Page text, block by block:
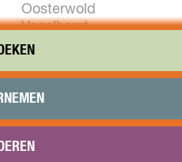
Oosterwold
Vogelhorst
New Brooklyn
Onderwijs
Bezoeken
Bereikbaarheid
in Almere, waar ik
Almere is nu al zo lang
tijd ga ik graag (window)